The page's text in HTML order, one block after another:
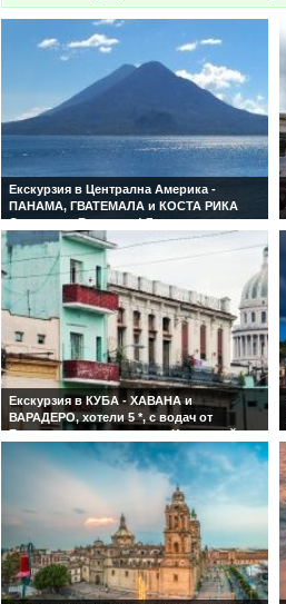
Екскурзия в Централна Америка -
ПАНАМА, ГВАТЕМАЛА и КОСТА РИКА
С водач от България! Гарантирани
места!
Екскурзия в КУБА - ХАВАНА и
ВАРАДЕРО, хотели 5 *, с водач от
България, по стъпките на Хемингуей и
включена екскурзия в долината
Винялес! Полет от Варна!
С водач от България! Гарантирани
места! Обслужване на български език!